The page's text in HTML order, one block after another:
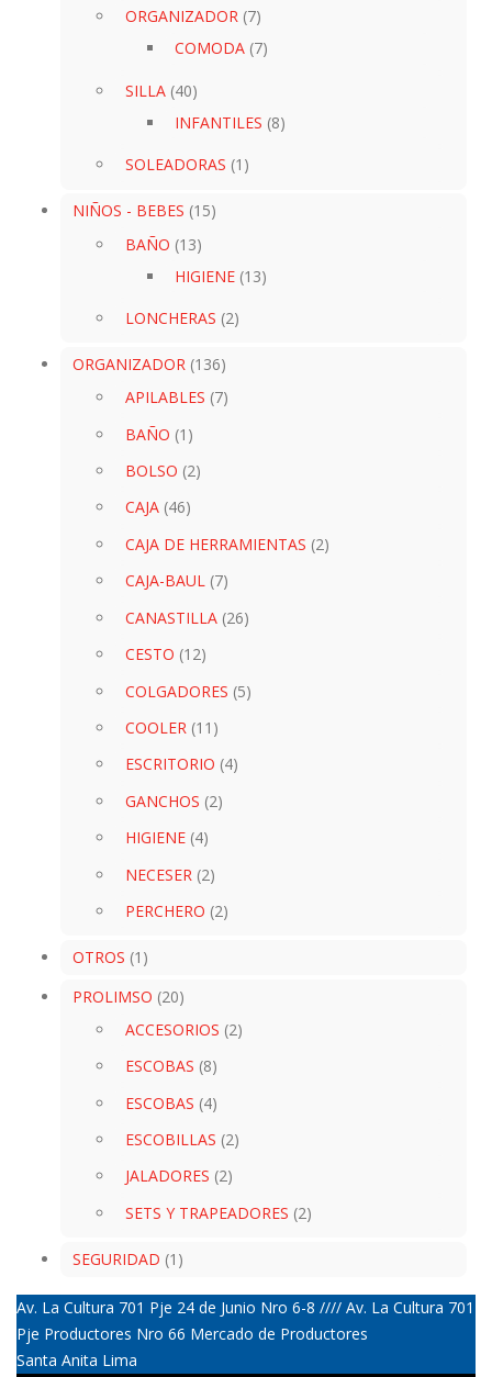
ORGANIZADOR (7)
COMODA (7)
SILLA (40)
INFANTILES (8)
SOLEADORAS (1)
NIÑOS - BEBES (15)
BAÑO (13)
HIGIENE (13)
LONCHERAS (2)
ORGANIZADOR (136)
APILABLES (7)
BAÑO (1)
BOLSO (2)
CAJA (46)
CAJA DE HERRAMIENTAS (2)
CAJA-BAUL (7)
CANASTILLA (26)
CESTO (12)
COLGADORES (5)
COOLER (11)
ESCRITORIO (4)
GANCHOS (2)
HIGIENE (4)
NECESER (2)
PERCHERO (2)
OTROS (1)
PROLIMSO (20)
ACCESORIOS (2)
ESCOBAS (8)
ESCOBAS (4)
ESCOBILLAS (2)
JALADORES (2)
SETS Y TRAPEADORES (2)
SEGURIDAD (1)
Av. La Cultura 701 Pje 24 de Junio Nro 6-8 //// Av. La Cultura 701
Pje Productores Nro 66 Mercado de Productores
Santa Anita Lima